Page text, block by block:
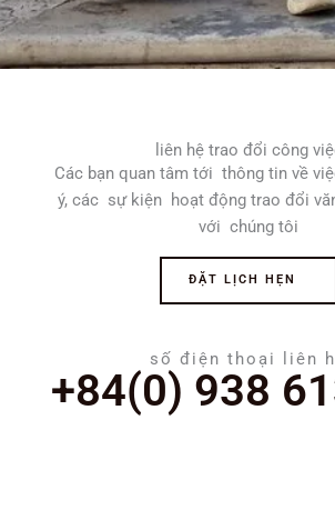
liên hệ trao đổi công
Các bạn quan tâm tới thông tin về
ý, các sự kiện hoạt động trao đổi
với chúng tôi
ĐẶT LỊCH HẸN
số điện thoại liên
+84(0) 938